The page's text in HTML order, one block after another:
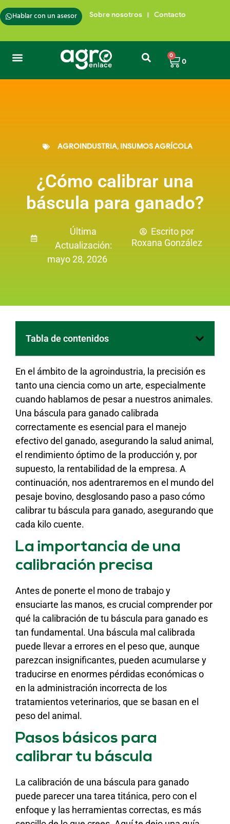
Hablar con un asesor Sobre nosotros Contacto
0
0
AGROINDUSTRIA, INSUMOS AGRÍCOLA
¿Cómo calibrar una
báscula para ganado?
Última
Actualización:
mayo 28, 2026
Escrito por
Roxana González
Tabla de contenidos
En el ámbito de la agroindustria, la precisión es
tanto una ciencia como un arte, especialmente
cuando hablamos de pesar a nuestros animales.
Una báscula para ganado calibrada
correctamente es esencial para el manejo
efectivo del ganado, asegurando la salud animal,
el rendimiento óptimo de la producción y, por
supuesto, la rentabilidad de la empresa. A
continuación, nos adentraremos en el mundo del
pesaje bovino, desglosando paso a paso cómo
calibrar tu báscula para ganado, asegurando que
cada kilo cuente.
La importancia de una
calibración precisa
Antes de ponerte el mono de trabajo y
ensuciarte las manos, es crucial comprender por
qué la calibración de tu báscula para ganado es
tan fundamental. Una báscula mal calibrada
puede llevar a errores en el peso que, aunque
parezcan insignificantes, pueden acumularse y
traducirse en enormes pérdidas económicas o
en la administración incorrecta de los
tratamientos veterinarios, que se basan en el
peso del animal.
Pasos básicos para
calibrar tu báscula
La calibración de una báscula para ganado
puede parecer una tarea titánica, pero con el
enfoque y las herramientas correctas, es más